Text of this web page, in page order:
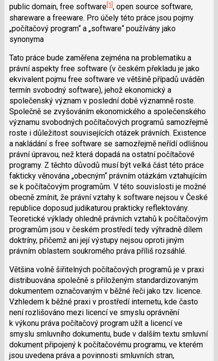
public domain, free software[1], open source software,
shareware a freeware. Pro účely této práce jsou pojmy
„počítačový program“ a „software“ používány jako
synonyma
Tato práce bude zaměřena zejména na problematiku a
právní aspekty free software (v českém překladu je jako
ekvivalent pojmu free software ve většině případů uváděn
termín svobodný software), jehož ekonomický a
společenský význam v poslední době významně roste.
Společně se zvyšováním ekonomického a společenského
významu svobodných počítačových programů samozřejmě
roste i důležitost souvisejících otázek právních. Existence
a nakládání s free software se samozřejmě neřídí odlišnou
právní úpravou, než která dopadá na ostatní počítačové
programy. Z těchto důvodů musí být velká část této práce
fakticky věnována „obecným“ právním otázkám vztahujícím
se k počítačovým programům. V této souvislosti je možné
obecně zmínit, že právní vztahy k software nejsou v České
republice doposud judikaturou prakticky reflektovány.
Teoretické výklady ohledně právních vztahů k počítačovým
programům jsou v českém prostředí tedy výhradně dílem
doktríny, přičemž ani její výstupy nejsou oproti jiným
právním oblastem soukromého práva příliš rozsáhlé.
Většina volně šiřitelných počítačových programů je v praxi
distribuována společně s přiloženým standardizovaným
dokumentem označovaným v běžné řeči jako tzv. licence.
Vzhledem k běžné praxi v prostředí internetu, kde často
není rozlišováno mezi licencí ve smyslu oprávnění
k výkonu práva počítačový program užít a licencí ve
smyslu smluvního dokumentu, bude v dalším textu smluvní
dokument připojený k počítačovému programu, ve kterém
jsou uvedena práva a povinnosti smluvních stran,